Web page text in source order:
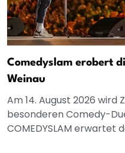
Comedyslam erobert
Weinau
Am 14. August 2026 wird
besonderen Comedy-
COMEDYSLAM erwartet